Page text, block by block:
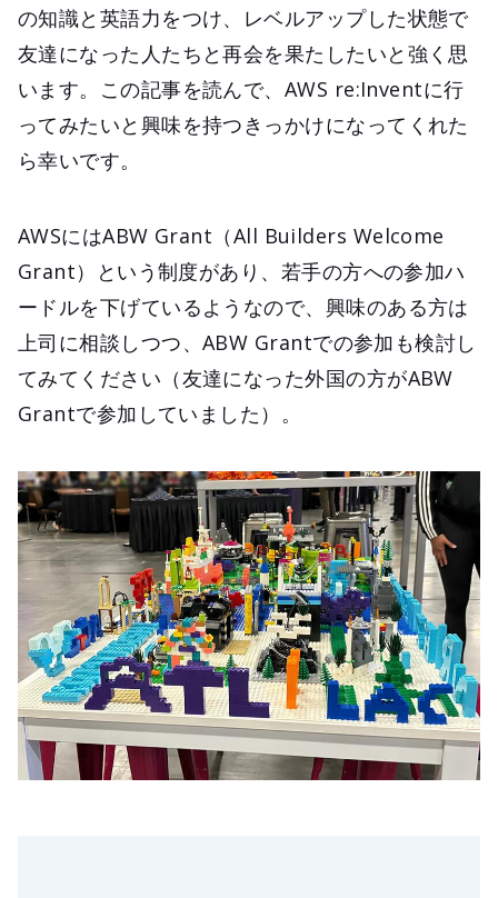
の知識と英語力をつけ、レベルアップした状態で
友達になった人たちと再会を果たしたいと強く思
います。この記事を読んで、AWS re:Inventに行
ってみたいと興味を持つきっかけになってくれた
ら幸いです。
AWSにはABW Grant（All Builders Welcome
Grant）という制度があり、若手の方への参加ハ
ードルを下げているようなので、興味のある方は
上司に相談しつつ、ABW Grantでの参加も検討し
てみてください（友達になった外国の方がABW
Grantで参加していました）。